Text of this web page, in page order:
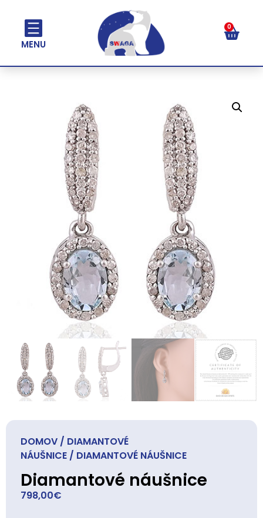
MENU
0
DOMOV / DIAMANTOVÉ
NÁUŠNICE / DIAMANTOVÉ NÁUŠNICE
Diamantové náušnice
798,00€